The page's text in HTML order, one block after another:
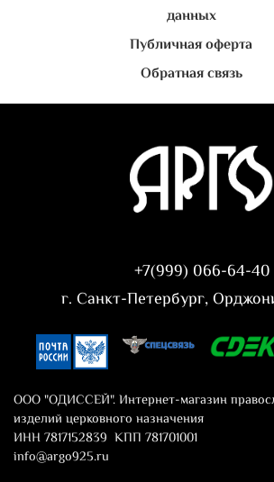
данных
Публичная оферта
Обратная связь
+7(999) 066-64-40
г. Санкт-Петербург,
ООО "ОДИССЕЙ". Интернет-магазин
изделий церковного назначения
ИНН 7817152839 КПП 781701001
info@argo925.ru